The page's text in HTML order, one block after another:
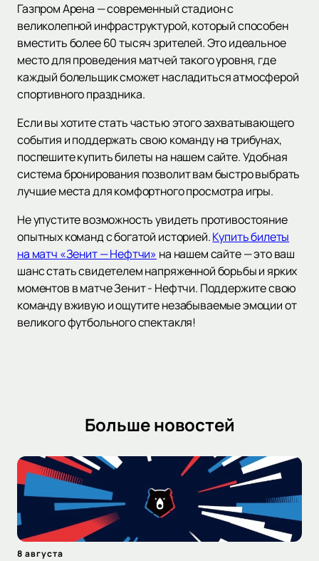
Газпром Арена — современный стадион с
великолепной инфраструктурой, который способен
вместить более 60 тысяч зрителей. Это идеальное
место для проведения матчей такого уровня, где
каждый болельщик сможет насладиться атмосферой
спортивного праздника.
Если вы хотите стать частью этого захватывающего
события и поддержать свою команду на трибунах,
поспешите купить билеты на нашем сайте. Удобная
система бронирования позволит вам быстро выбрать
лучшие места для комфортного просмотра игры.
Не упустите возможность увидеть противостояние
опытных команд с богатой историей.Купить билеты
на матч «Зенит — Нефтчи» на нашем сайте — это ваш
шанс стать свидетелем напряженной борьбы и ярких
моментов в матче Зенит - Нефтчи. Поддержите свою
команду вживую и ощутите незабываемые эмоции от
великого футбольного спектакля!
Больше новостей
8 августа